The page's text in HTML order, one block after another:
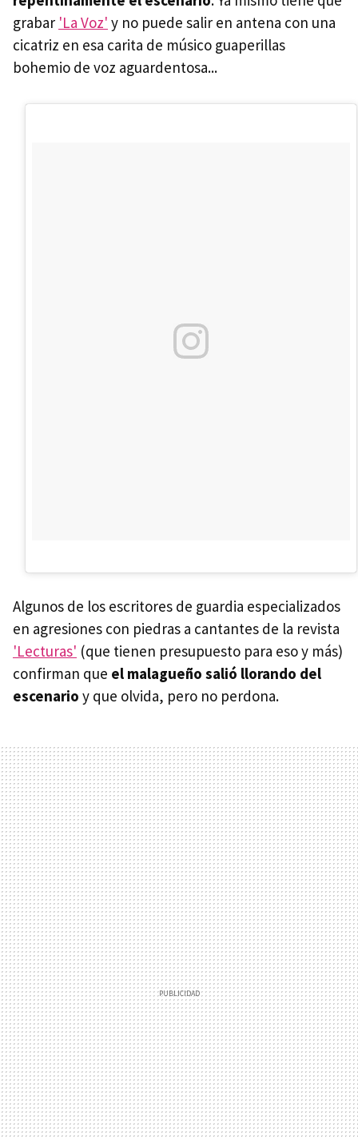
grabar 'La Voz' y no puede salir en antena con una
cicatriz en esa carita de músico guaperillas
bohemio de voz aguardentosa...
Algunos de los escritores de guardia especializados
en agresiones con piedras a cantantes de la revista
'Lecturas' (que tienen presupuesto para eso y más)
confirman que el malagueño salió llorando del
escenario y que olvida, pero no perdona.